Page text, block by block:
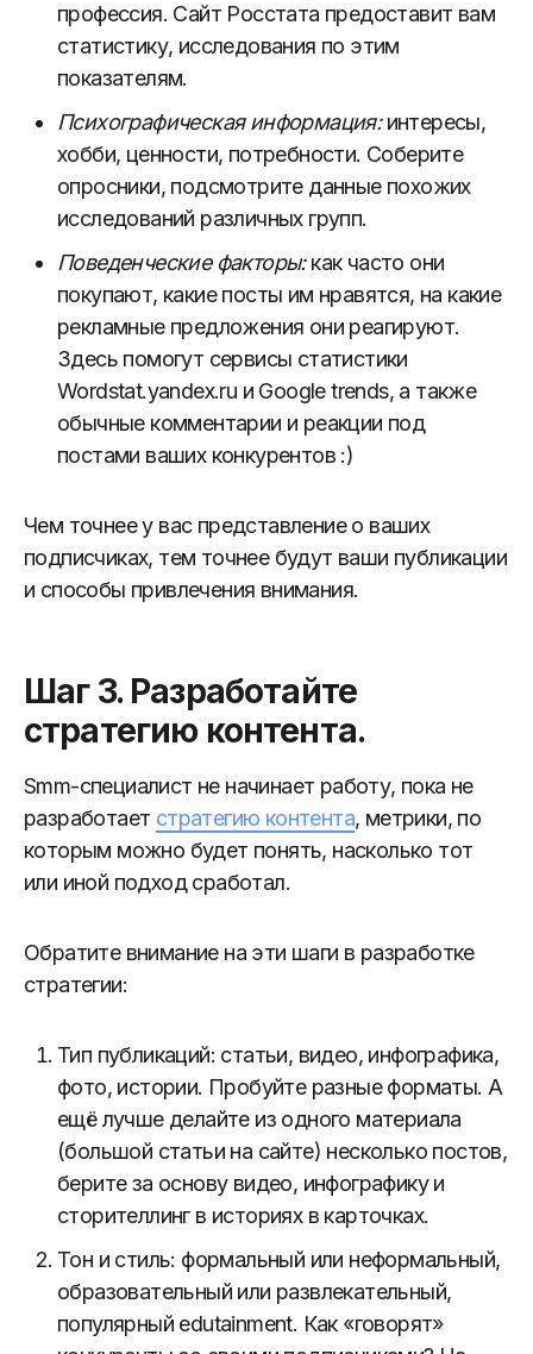
профессия. Сайт Росстата предоставит вам
статистику, исследования по этим
показателям.
Психографическая информация:интересы,
хобби, ценности, потребности. Соберите
опросники, подсмотрите данные похожих
исследований различных групп.
Поведенческие факторы:как часто они
покупают, какие посты им нравятся, на какие
рекламные предложения они реагируют.
Здесь помогут сервисы статистики
Wordstat.yandex.ru и Google trends, а также
обычные комментарии и реакции под
постами ваших конкурентов :)
Чем точнее у вас представление о ваших
подписчиках, тем точнее будут ваши публикации
и способы привлечения внимания.
Шаг 3. Разработайте
стратегию контента.
Smm-специалист не начинает работу, пока не
разработает стратегию контента, метрики, по
которым можно будет понять, насколько тот
или иной подход сработал.
Обратите внимание на эти шаги в разработке
стратегии:
Тип публикаций: статьи, видео, инфографика,
фото, истории. Пробуйте разные форматы. А
ещё лучше делайте из одного материала
(большой статьи на сайте) несколько постов,
берите за основу видео, инфографику и
сторителлинг в историях в карточках.
Тон и стиль: формальный или неформальный,
образовательный или развлекательный,
популярный edutainment. Как «говорят»